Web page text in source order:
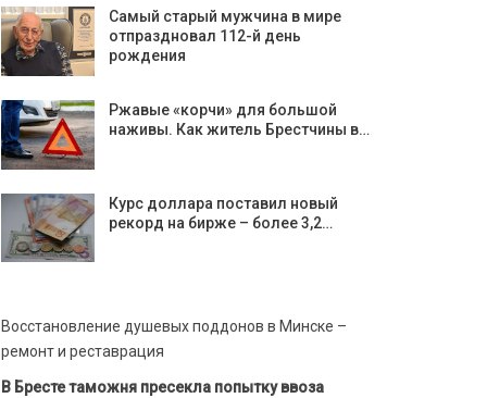
Самый старый мужчина в мире
отпраздновал 112-й день
рождения
Ржавые «корчи» для большой
наживы. Как житель Брестчины в…
Курс доллара поставил новый
рекорд на бирже – более 3,2…
Восстановление душевых поддонов в Минске –
ремонт и реставрация
В Бресте таможня пресекла попытку ввоза